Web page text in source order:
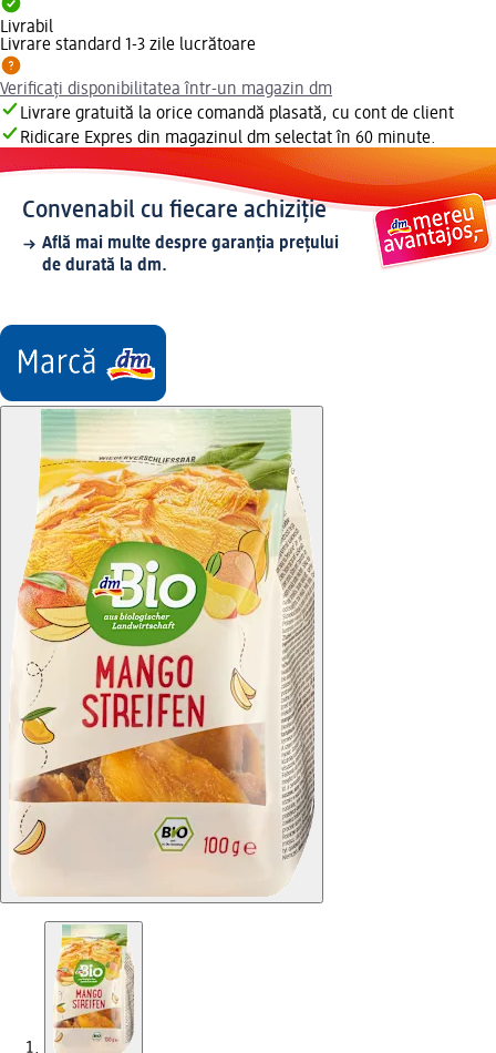
Livrabil
Livrare standard 1-3 zile lucrătoare
Verificați disponibilitatea într-un magazin dm
Livrare gratuită la orice comandă plasată, cu cont de client
Ridicare Expres din magazinul dm selectat în 60 minute.
Convenabil cu fiecare achiziție
Află mai multe despre garanția prețului
de durată la dm.